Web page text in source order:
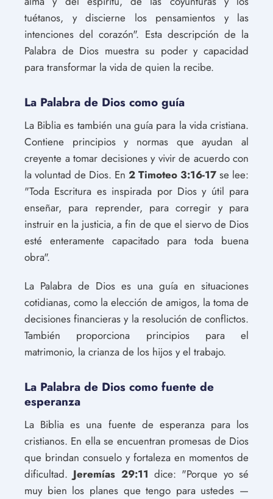
tuétanos, y discierne los pensamientos y las
intenciones del corazón". Esta descripción de la
Palabra de Dios muestra su poder y capacidad
para transformar la vida de quien la recibe.
La Palabra de Dios como guía
La Biblia es también una guía para la vida cristiana.
Contiene principios y normas que ayudan al
creyente a tomar decisiones y vivir de acuerdo con
la voluntad de Dios. En 2 Timoteo 3:16-17 se lee:
"Toda Escritura es inspirada por Dios y útil para
enseñar, para reprender, para corregir y para
instruir en la justicia, a fin de que el siervo de Dios
esté enteramente capacitado para toda buena
obra".
La Palabra de Dios es una guía en situaciones
cotidianas, como la elección de amigos, la toma de
decisiones financieras y la resolución de conflictos.
También proporciona principios para el
matrimonio, la crianza de los hijos y el trabajo.
La Palabra de Dios como fuente de
esperanza
La Biblia es una fuente de esperanza para los
cristianos. En ella se encuentran promesas de Dios
que brindan consuelo y fortaleza en momentos de
dificultad. Jeremías 29:11 dice: "Porque yo sé
muy bien los planes que tengo para ustedes —